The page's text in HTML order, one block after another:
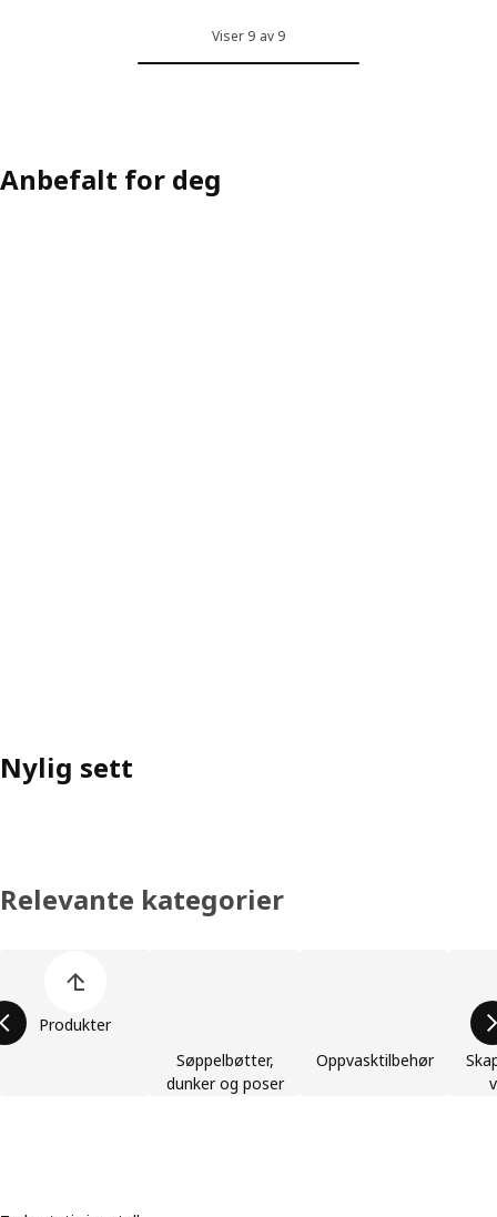
Viser 9 av 9
Anbefalt for deg
Nylig sett
Relevante kategorier
Produkter
Søppelbøtter,
dunker og poser
Oppvasktilbehør